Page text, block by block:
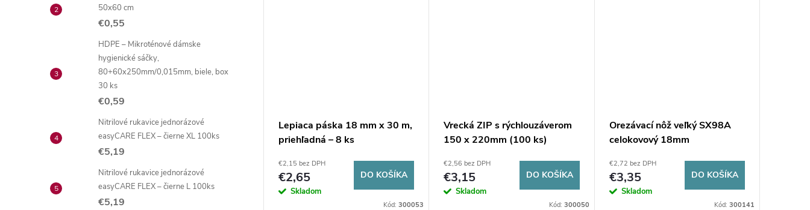
50x60 cm
€0,55
HDPE – Mikroténové dámske
hygienické sáčky,
80+60x250mm/0,015mm, biele, box
30 ks
€0,59
Nitrilové rukavice jednorázové
easyCARE FLEX – čierne XL 100ks
€5,19
Nitrilové rukavice jednorázové
easyCARE FLEX – čierne L 100ks
€5,19
Lepiaca páska 18 mm x 30 m,
priehľadná – 8 ks
€2,15 bez DPH
€2,65
Skladom
DO KOŠÍKA
Kód:300053
Vrecká ZIP s rýchlouzáverom
150 x 220mm (100 ks)
€2,56 bez DPH
€3,15
Skladom
DO KOŠÍKA
Kód: 300050
Orezávací nôž veľký SX98A
celokovový 18mm
€2,72 bez DPH
€3,35
Skladom
DO KOŠÍKA
Kód: 300141